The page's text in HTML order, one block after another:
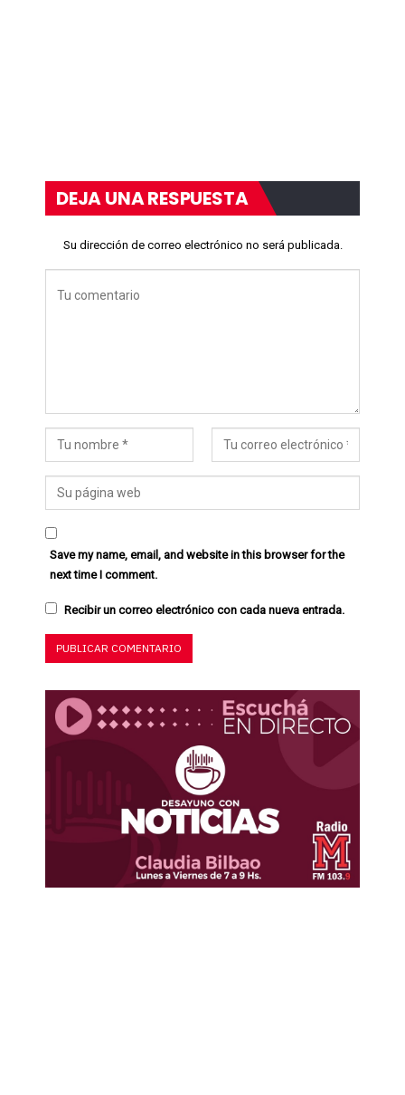
DEJA UNA RESPUESTA
Su dirección de correo electrónico no será publicada.
Save my name, email, and website in this browser for the
next time I comment.
Recibir un correo electrónico con cada nueva entrada.